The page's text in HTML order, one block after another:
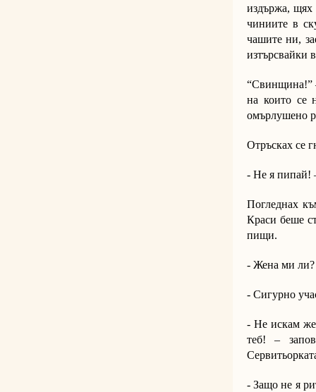
издържа, щях
чиниите в
чашите ни,
изтърсвайки
“Свинщина!”
на които се
омърлушено
Отръсках се
- Не я пипай!
Погледнах
Краси беше
пищи.
- Жена ми ли?
- Сигурно
- Не искам
теб! –
- Защо не я